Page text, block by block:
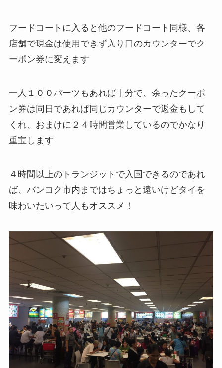
フードコートに入ると他のフードコート同様、各
店舗で現金は使用できず入り口のカウンターでク
ーポン券に変えます
一人１００バーツもあれば十分で、余ったクーポ
ン券は同日であれば同じカウンターで返金もして
くれ、おまけに２４時間営業しているのでかなり
重宝します
４時間以上のトランジットで入国できるのであれ
ば、バンコク市内まではちょっと遠いけどタイを
味わいたいって人もオススメ！